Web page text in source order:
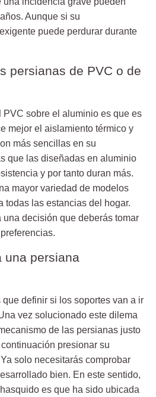
. Aunque si su
puede perdurar durante
persianas de PVC o de
PVC sobre el aluminio es que es
mejor el aislamiento térmico y
más sencillas en su
que las diseñadas en aluminio
y por tanto duran más.
mayor variedad de modelos
todas las estancias del hogar.
una decisión que deberás tomar
una persiana
definir si los soportes van a ir
vez solucionado este dilema
de las persianas justo
presionar su
solo necesitarás comprobar
bien. En este sentido,
es que ha sido ubicada